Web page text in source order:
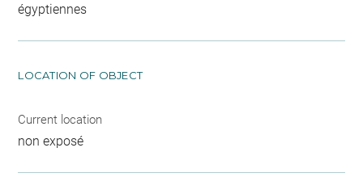
égyptiennes
LOCATION OF OBJECT
Current location
non exposé